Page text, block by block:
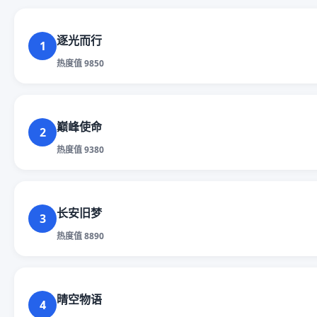
1 逐光而行
热度值 9850
2 巅峰使命
热度值 9380
3 长安旧梦
热度值 8890
4 晴空物语